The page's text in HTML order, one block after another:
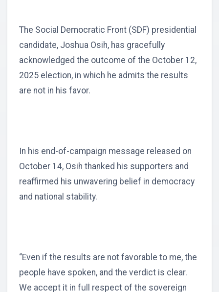
The Social Democratic Front (SDF) presidential
candidate, Joshua Osih, has gracefully
acknowledged the outcome of the October 12,
2025 election, in which he admits the results
are not in his favor.
In his end-of-campaign message released on
October 14, Osih thanked his supporters and
reaffirmed his unwavering belief in democracy
and national stability.
“Even if the results are not favorable to me, the
people have spoken, and the verdict is clear.
We accept it in full respect of the sovereign